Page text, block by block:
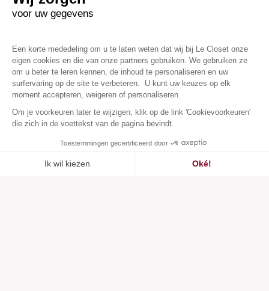
voor uw gegevens
Een korte mededeling om u te laten weten dat wij bij Le Closet onze
eigen cookies en die van onze partners gebruiken. We gebruiken ze
om u beter te leren kennen, de inhoud te personaliseren en uw
surfervaring op de site te verbeteren. U kunt uw keuzes op elk
moment accepteren, weigeren of personaliseren.
Om je voorkeuren later te wijzigen, klik op de link 'Cookievoorkeuren'
die zich in de voettekst van de pagina bevindt.
Toestemmingen gecertificeerd door
Ik wil kiezen Oké!
Toegevoegd aan